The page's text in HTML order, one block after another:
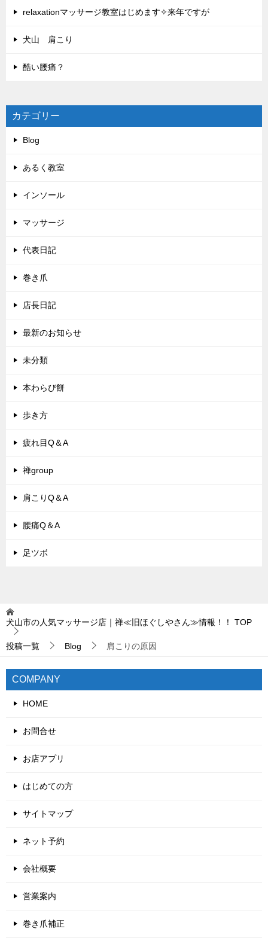
relaxationマッサージ教室はじめます✧来年ですが
犬山 肩こり
酷い腰痛？
カテゴリー
Blog
あるく教室
インソール
マッサージ
代表日記
巻き爪
店長日記
最新のお知らせ
未分類
本わらび餅
歩き方
疲れ目Q＆A
禅group
肩こりQ＆A
腰痛Q＆A
足ツボ
犬山市の人気マッサージ店｜禅≪旧ほぐしやさん≫情報！！ TOP
投稿一覧 Blog 肩こりの原因
COMPANY
HOME
お問合せ
お店アプリ
はじめての方
サイトマップ
ネット予約
会社概要
営業案内
巻き爪補正